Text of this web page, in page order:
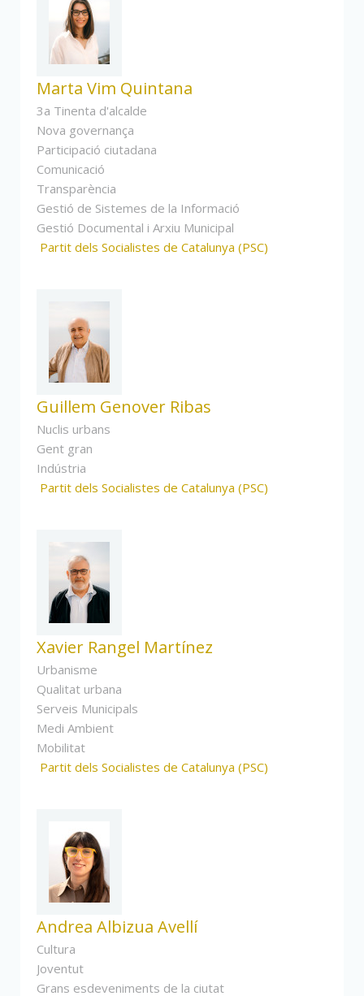
Marta Vim Quintana
3a Tinenta d'alcalde
Nova governança
Participació ciutadana
Comunicació
Transparència
Gestió de Sistemes de la Informació
Gestió Documental i Arxiu Municipal
Partit dels Socialistes de Catalunya (PSC)
Guillem Genover Ribas
Nuclis urbans
Gent gran
Indústria
Partit dels Socialistes de Catalunya (PSC)
Xavier Rangel Martínez
Urbanisme
Qualitat urbana
Serveis Municipals
Medi Ambient
Mobilitat
Partit dels Socialistes de Catalunya (PSC)
Andrea Albizua Avellí
Cultura
Joventut
Grans esdeveniments de la ciutat